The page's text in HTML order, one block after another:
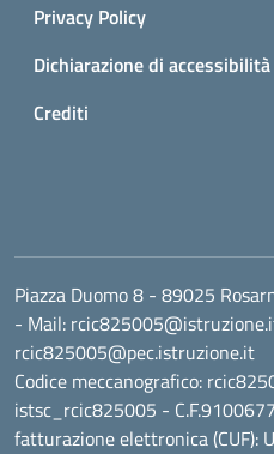
Privacy Policy
Dichiarazione di accessibilità
Crediti
Piazza Duomo 8 - 89025
- Mail:
rcic825005@pec.istruzione.it
Codice meccanografico:
istsc_rcic825005 -
fatturazione elettronica (CUF):